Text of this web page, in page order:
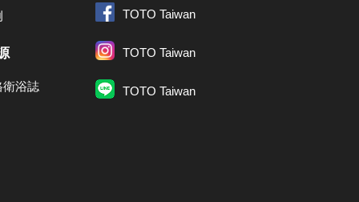
衛浴誌
TOTO Taiwan
TOTO Taiwan
TOTO Taiwan